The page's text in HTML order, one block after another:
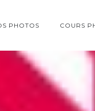
PHOTOS COURS